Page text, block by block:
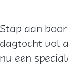
Stap aan
dagtocht vol
nu een